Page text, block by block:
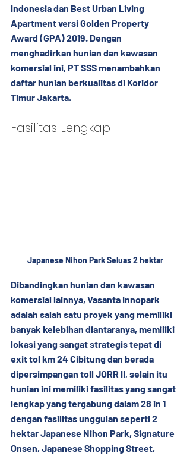
Indonesia dan Best Urban Living
Apartment versi Golden Property
Award (GPA) 2019. Dengan
menghadirkan hunian dan kawasan
komersial ini, PT SSS menambahkan
daftar hunian berkualitas di Koridor
Timur Jakarta.
Fasilitas Lengkap
Japanese Nihon Park Seluas 2 hektar
Dibandingkan hunian dan kawasan
komersial lainnya, Vasanta Innopark
adalah salah satu proyek yang memiliki
banyak kelebihan diantaranya, memiliki
lokasi yang sangat strategis tepat di
exit tol km 24 Cibitung dan berada
dipersimpangan toll JORR II, selain itu
hunian ini memiliki fasilitas yang sangat
lengkap yang tergabung dalam 28 in 1
dengan fasilitas unggulan seperti 2
hektar Japanese Nihon Park, Signature
Onsen, Japanese Shopping Street,